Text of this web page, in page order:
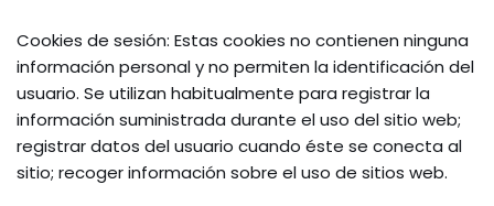
Cookies de sesión: Estas cookies no contienen ninguna
información personal y no permiten la identificación del
usuario. Se utilizan habitualmente para registrar la
información suministrada durante el uso del sitio web;
registrar datos del usuario cuando éste se conecta al
sitio; recoger información sobre el uso de sitios web.